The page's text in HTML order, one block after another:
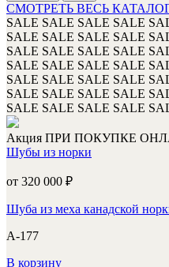
СМОТРЕТЬ ВЕСЬ
SALE SALE SALE SALE
SALE SALE SALE SALE
SALE SALE SALE SALE
SALE SALE SALE SALE
SALE SALE SALE SALE
SALE SALE SALE SALE
SALE SALE SALE SALE
Акция ПРИ ПОКУПКЕ
Шубы из норки
от 320 000 ₽
Шуба из меха канадской
А-177
В корзину